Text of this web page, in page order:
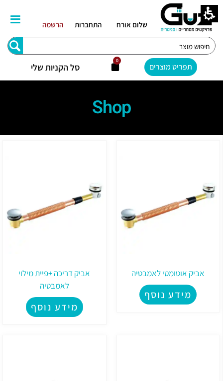
שלום אורח התחברות הרשמה
Search
תפריט מוצרים
0
עגלת סל הקניות שלי
Shop
אביק אוטומטי לאמבטיה
מידע נוסף
אביק דריכה +פיית מילוי
לאמבטיה
מידע נוסף